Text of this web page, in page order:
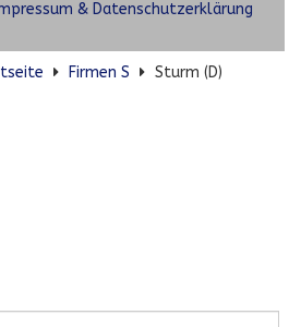
& Datenschutzerklärung
Firmen S Sturm (D)